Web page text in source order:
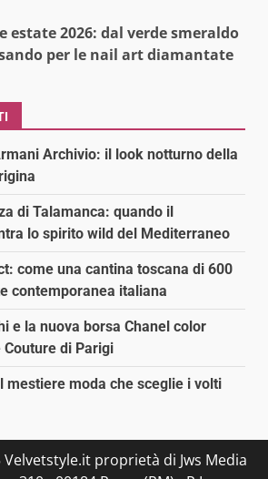
estate 2026: dal verde smeraldo
per le nail art diamantate
Archivio: il look notturno della
di Talamanca: quando il
lo spirito wild del Mediterraneo
come una cantina toscana di 600
contemporanea italiana
e la nuova borsa Chanel color
di Parigi
mestiere moda che sceglie i volti
proprietà di Jws Media